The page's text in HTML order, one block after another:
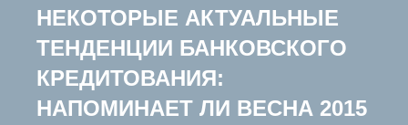
НЕКОТОРЫЕ АКТУАЛЬНЫЕ
ТЕНДЕНЦИИ БАНКОВСКОГО
КРЕДИТОВАНИЯ:
НАПОМИНАЕТ ЛИ ВЕСНА 2015